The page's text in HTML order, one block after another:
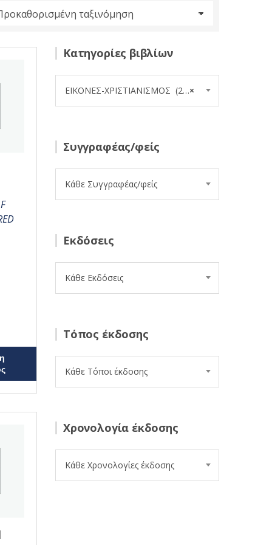
Κατηγορίες βιβλίων
×
ΕΙΚΟΝΕΣ-ΧΡΙΣΤΙΑΝΙΣΜΟΣ (23)
Συγγραφέας/φείς
Κάθε Συγγραφέας/φείς
Εκδόσεις
Κάθε Εκδόσεις
Τόπος έκδοσης
Κάθε Τόποι έκδοσης
Χρονολογία έκδοσης
Κάθε Χρονολογίες έκδοσης